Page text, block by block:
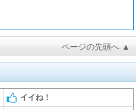
ページの先頭へ ▲
イイね！